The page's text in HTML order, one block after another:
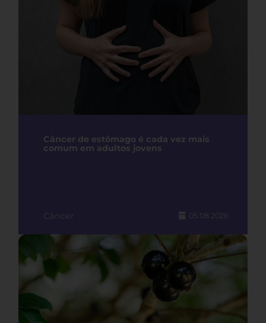
Câncer de estômago é cada vez mais
comum em adultos jovens
Câncer 05.08.2026